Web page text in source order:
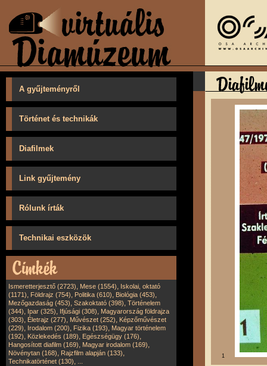
A gyűjteményről
Történet és technikák
Diafilmek
Link gyűjtemény
Rólunk írták
Technikai eszközök
Ismeretterjesztő (2723), Mese (1554), Iskolai, oktató
(1171), Földrajz (754), Politika (610), Biológia (453),
Mezőgazdaság (453), Szakoktató (398), Történelem
(344), Ipar (325), Ifjúsági (308), Magyarország földrajza
(303), Életrajz (277), Művészet (252), Képzőművészet
(229), Irodalom (200), Fizika (193), Magyar történelem
(192), Közlekedés (189), Egészségügy (176),
Hangosított diafilm (169), Magyar irodalom (169),
Növénytan (168), Rajzfilm alapján (133),
Technikatörténet (130),
1